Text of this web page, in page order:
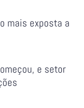
mais exposta a
e setor